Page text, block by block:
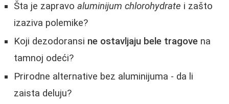
Šta je zapravo aluminijum chlorohydrate i zašto
izaziva polemike?
Koji dezodoransi ne ostavljaju bele tragove na
tamnoj odeći?
Prirodne alternative bez aluminijuma - da li
zaista deluju?